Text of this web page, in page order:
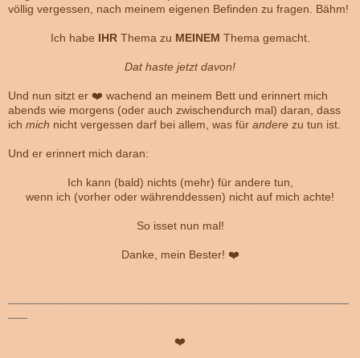
völlig vergessen, nach meinem eigenen Befinden zu fragen. Bähm!
Ich habe IHRThema zu MEINEM Thema gemacht.
Dat haste jetzt davon!
Und nun sitzt er ❤️ wachend an meinem Bett und erinnert mich
abends wie morgens (oder auch zwischendurch mal) daran, dass
ich mich nicht vergessen darf bei allem, was für andere zu tun ist.
Und er erinnert mich daran:
Ich kann (bald) nichts (mehr) für andere tun,
wenn ich (vorher oder währenddessen) nicht auf mich achte!
So isset nun mal!
Danke, mein Bester! ❤️
❤️